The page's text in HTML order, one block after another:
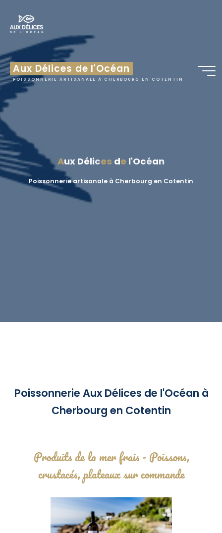
Aux Délices de l'Océan
POISSONNERIE ARTISANALE À CHERBOURG EN COTENTIN
Aux Délices de l'Océan
Poissonnerie artisanale à Cherbourg en Cotentin
Poissonnerie Aux Délices de l'Océan à
Cherbourg en Cotentin
Produits de la mer frais - Poissons,
crustacés, plateaux sur commande